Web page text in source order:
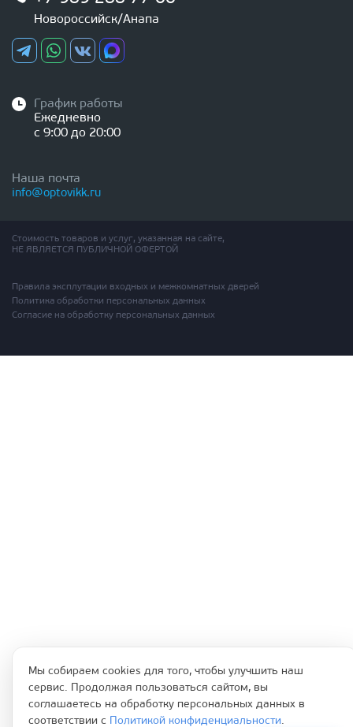
Новороссийск/Анапа
График работы
Ежедневно
с 9:00 до 20:00
Наша почта
info@optovikk.ru
Стоимость товаров и услуг, указанная на сайте,
НЕ ЯВЛЯЕТСЯ ПУБЛИЧНОЙ ОФЕРТОЙ
Правила эксплутации входных и межкомнатных дверей
Политика обработки персональных данных
Согласие на обработку персональных данных
Мы собираем cookies для того, чтобы улучшить наш
сервис. Продолжая пользоваться сайтом, вы
соглашаетесь на обработку персональных данных в
соответствии с
Политикой конфиденциальности.